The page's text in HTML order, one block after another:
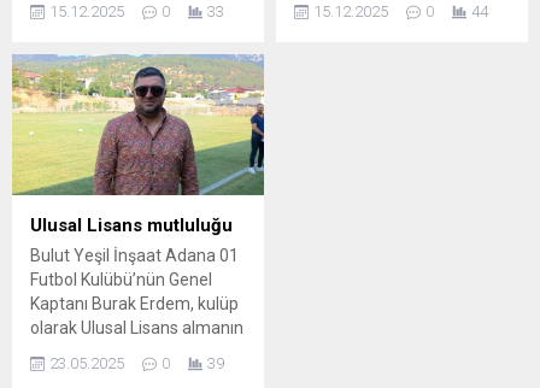
görüntülere sahne oldu.
yemeği dönüşünde
Yunanistan Başbakanı
Kyriakos Mitsotakis ile
Vatandaşı Koruma Bakanı
Michalis Chrysochoidis’in
içinde bulunduğu makam
aracını durdurdu.
BAŞBAKAN VE BAKANA
ALKOL TESTİ Uygulama
kapsamında Başbakan
Mitsotakis ve Bakan
Chrysochoidis’e alkolmetre
testi yapıldı. Yapılan...
15.12.2025 0 33
oynayacakları
15.12.2025 0 44
Ulusal Lisans mutluluğu
Bulut Yeşil İnşaat Adana 01
Futbol Kulübü’nün Genel
Kaptanı Burak Erdem, kulüp
olarak Ulusal Lisans almanın
mutluluğunu yaşadıklarını
söyledi. Sarı-Siyahlı ekibin
23.05.2025 0 39